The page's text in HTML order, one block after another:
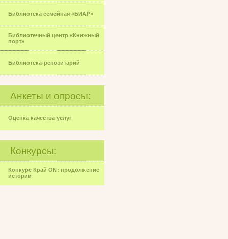
Библиотека семейная «БИАР»
Библиотечный центр «Книжный
порт»
Библиотека-репозитарий
Анкеты и опросы:
Оценка качества услуг
Конкурсы:
Конкурс Край ON: продолжение
истории